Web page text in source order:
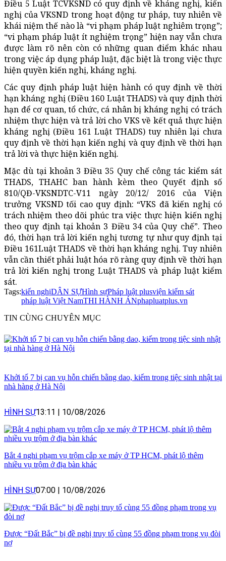
Điều 5 Luật TCVKSND có quy định về kháng nghị, kiến
nghị của VKSND trong hoạt động tư pháp, tuy nhiên về
khái niệm thế nào là “vi phạm pháp luật nghiêm trọng”;
“vi phạm pháp luật ít nghiệm trọng” hiện nay vẫn chưa
được làm rõ nên còn có những quan điểm khác nhau
trong việc áp dụng pháp luật, đặc biệt là trong việc thực
hiện quyền kiến nghị, kháng nghị.
Các quy định pháp luật hiện hành có quy định về thời
hạn kháng nghị (Điều 160 Luật THADS) và quy định thời
hạn để cơ quan, tổ chức, cá nhân bị kháng nghị có trách
nhiệm thực hiện và trả lời cho VKS về kết quả thực hiện
kháng nghị (Điều 161 Luật THADS) tuy nhiên lại chưa
quy định về thời hạn kiến nghị và quy định về thời hạn
trả lời và thực hiện kiến nghị.
Mặc dù tại khoản 3 Điều 35 Quy chế công tác kiểm sát
THADS, THAHC ban hành kèm theo Quyết định số
810/QĐ-VKSNDTC-V11 ngày 20/12/ 2016 của Viện
trưởng VKSND tối cao quy định: “VKS đã kiến nghị có
trách nhiệm theo dõi phúc tra việc thực hiện kiến nghị
theo quy định tại khoản 3 Điều 34 của Quy chế”. Theo
đó, thời hạn trả lời kiến nghị tương tự như quy định tại
Điều 161Luật THADS về thời hạn kháng nghị. Tuy nhiên
vẫn cần thiết phải luật hóa rõ ràng quy định về thời hạn
trả lời kiến nghị trong Luật THADS và pháp luật kiểm
sát.
Tags:kiến nghịDÂN SỰHình sựPháp luật plusviện kiểm sát
pháp luật Việt NamTHI HÀNH ÁNphapluatplus.vn
TIN CÙNG CHUYÊN MỤC
Khởi tố 7 bị can vụ hỗn chiến bằng dao, kiếm trong tiệc sinh nhật tại
nhà hàng ở Hà Nội
HÌNH SỰ13:11 | 10/08/2026
Bắt 4 nghi phạm vụ trộm cắp xe máy ở TP HCM, phát lộ thêm
nhiều vụ trộm ở địa bàn khác
HÌNH SỰ07:00 | 10/08/2026
Được “Đất Bắc” bị đề nghị truy tố cùng 55 đồng phạm trong vụ đòi
nợ